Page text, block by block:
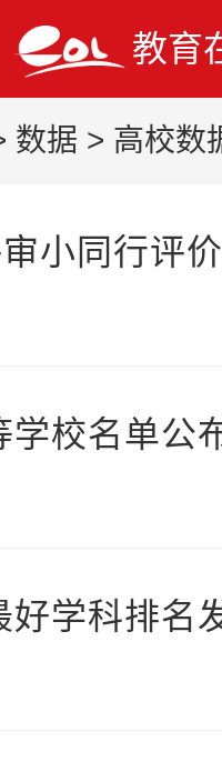
教育
数据 > 高校数
小同行评
学校名单公
好学科排名